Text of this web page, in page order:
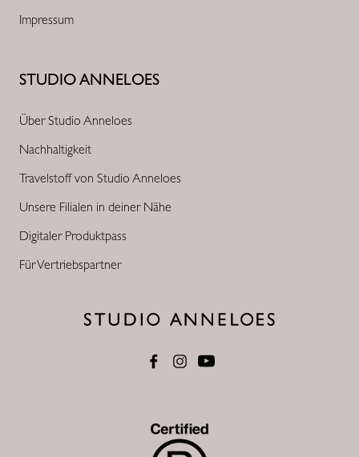
STUDIO ANNELOES
Über Studio Anneloes
Nachhaltigkeit
Travelstoff von Studio Anneloes
Unsere Filialen in deiner Nähe
Digitaler Produktpass
Für Vertriebspartner
Impressum